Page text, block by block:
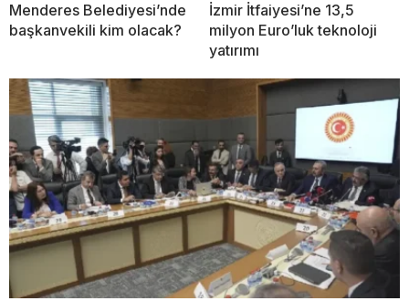
Menderes Belediyesi’nde
başkanvekili kim olacak?
İzmir İtfaiyesi’ne 13,5
milyon Euro’luk teknoloji
yatırımı